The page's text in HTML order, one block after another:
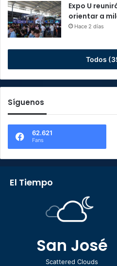
Expo U
orientar a
Hace 2 días
Todos
Síguenos
62.621
Fans
El Tiempo
San José
Scattered Clouds